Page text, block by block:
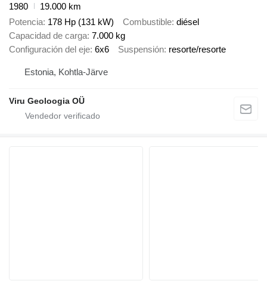
1980
19.000 km
Potencia 178 Hp (131 kW) Combustible diésel
Capacidad de carga 7.000 kg
Configuración del eje 6x6 Suspensión resorte/resorte
Estonia, Kohtla-Järve
Viru Geoloogia OÜ